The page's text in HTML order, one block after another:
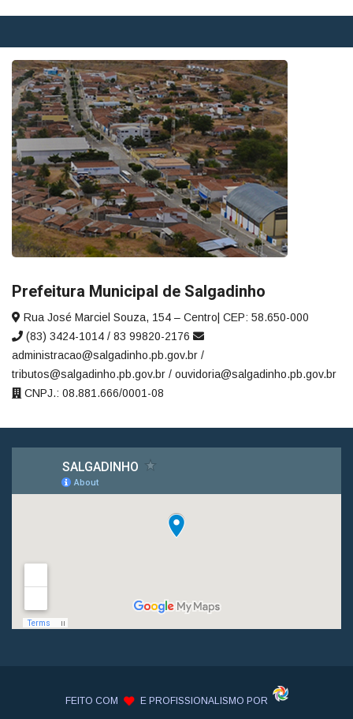
Prefeitura Municipal de Salgadinho
Rua José Marciel Souza, 154 – Centro| CEP: 58.650-000
(83) 3424-1014 / 83 99820-2176
administracao@salgadinho.pb.gov.br /
tributos@salgadinho.pb.gov.br / ouvidoria@salgadinho.pb.gov.br
CNPJ.: 08.881.666/0001-08
FEITO COM E PROFISSIONALISMO POR